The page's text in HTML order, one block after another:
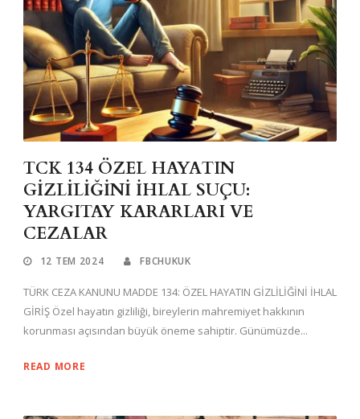
TCK 134 ÖZEL HAYATIN
GİZLİLİĞİNİ İHLAL SUÇU:
YARGITAY KARARLARI VE
CEZALAR
12 TEM 2024 FBCHUKUK
TÜRK CEZA KANUNU MADDE 134: ÖZEL HAYATIN GİZLİLİĞİNİ İHLAL
GİRİŞ Özel hayatın gizliliği, bireylerin mahremiyet hakkının
korunması açısından büyük öneme sahiptir. Günümüzde...
READ MORE